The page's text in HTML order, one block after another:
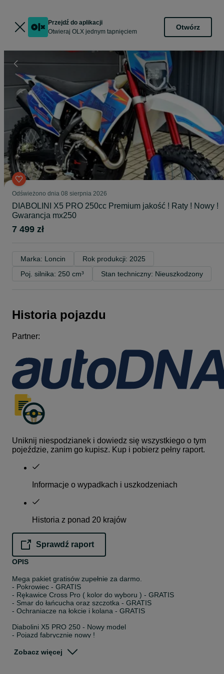
Przejdź do aplikacji
Otwieraj OLX jednym tapnięciem
Otwórz
Odświeżono dnia 08 sierpnia 2026
DIABOLINI X5 PRO 250cc Premium jakość ! Raty ! Nowy !
Gwarancja mx250
7 499 zł
Marka: Loncin
Rok produkcji: 2025
Poj. silnika: 250 cm³
Stan techniczny: Nieuszkodzony
Historia pojazdu
Partner:
Uniknij niespodzianek i dowiedz się wszystkiego o tym
pojeździe, zanim go kupisz. Kup i pobierz pełny raport.
Informacje o wypadkach i uszkodzeniach
Historia z ponad 20 krajów
Sprawdź raport
opens in a new tab
OPIS
Mega pakiet gratisów zupełnie za darmo.
- Pokrowiec - GRATIS
- Rękawice Cross Pro ( kolor do wyboru ) - GRATIS
- Smar do łańcucha oraz szczotka - GRATIS
- Ochraniacze na łokcie i kolana - GRATIS
Diabolini X5 PRO 250 - Nowy model
- Pojazd fabrycznie nowy !
PRODUKTU NAJWYŻEJ JAKOŚCI ZAWSZE ZE ŚWIEŻEJ
Zobacz więcej